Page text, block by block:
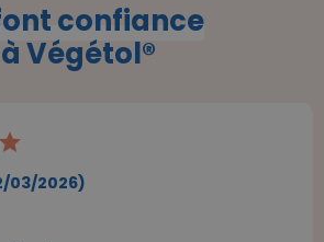
confiance
à Végétol®
star
03/2026)